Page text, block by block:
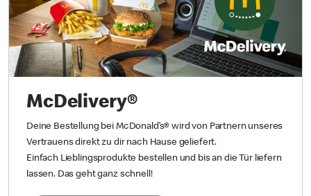
McDelivery®
Deine Bestellung bei McDonald’s® wird von Partnern unseres
Vertrauens direkt zu dir nach Hause geliefert.
Einfach Lieblingsprodukte bestellen und bis an die Tür liefern
lassen. Das geht ganz schnell!